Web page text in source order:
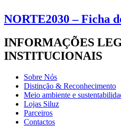
NORTE2030 – Ficha
INFORMAÇÕES
INSTITUCIONAIS
Sobre Nós
Distinção & Reconhecimento
Meio ambiente e
Lojas Siluz
Parceiros
Contactos